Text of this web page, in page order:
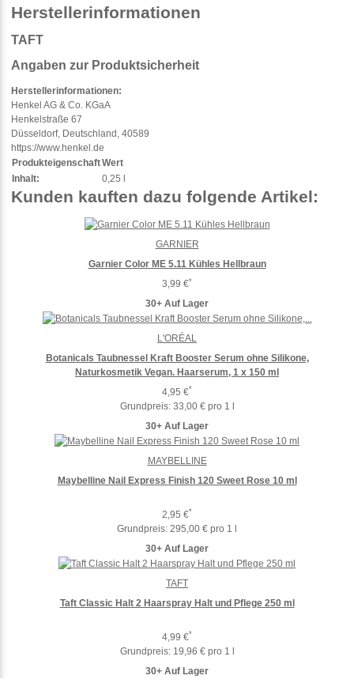
Herstellerinformationen
TAFT
Angaben zur Produktsicherheit
Herstellerinformationen:
Henkel AG & Co. KGaA
Henkelstraße 67
Düsseldorf, Deutschland, 40589
https://www.henkel.de
ProdukteigenschaftWert
Inhalt:
0,25 l
Kunden kauften dazu folgende Artikel:
Garnier Color ME 5.11 Kühles Hellbraun
3,99 €*
30+ Auf Lager
GARNIER
Botanicals Taubnessel Kraft Booster Serum ohne Silikone,
Naturkosmetik Vegan. Haarserum, 1 x 150 ml
4,95 €*
Grundpreis: 33,00 € pro 1 l
30+ Auf Lager
L'ORÉAL
Maybelline Nail Express Finish 120 Sweet Rose 10 ml
2,95 €*
Grundpreis: 295,00 € pro 1 l
30+ Auf Lager
MAYBELLINE
Taft Classic Halt 2 Haarspray Halt und Pflege 250 ml
4,99 €*
Grundpreis: 19,96 € pro 1 l
30+ Auf Lager
TAFT